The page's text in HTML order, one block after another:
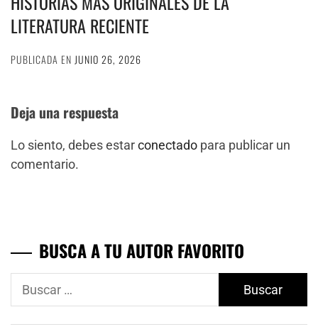
LITERATURA RECIENTE
PUBLICADA EN JUNIO 26, 2026
Deja una respuesta
Lo siento, debes estarconectado para publicar un
comentario.
BUSCA A TU AUTOR FAVORITO
Buscar: